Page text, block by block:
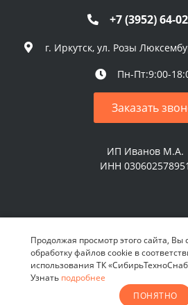
+7 (3952) 64-
г. Иркутск, ул. Розы
Пн-Пт:9:00-
Заказать
ИП Иванов М.А.
ИНН 030602578951
© 2026 ИП Иванов М.А. Все
Продолжая просмотр этого сайта, Вы
обработку файлов cookie в
использования ТК
Узнать подробнее
ПОНЯТНО